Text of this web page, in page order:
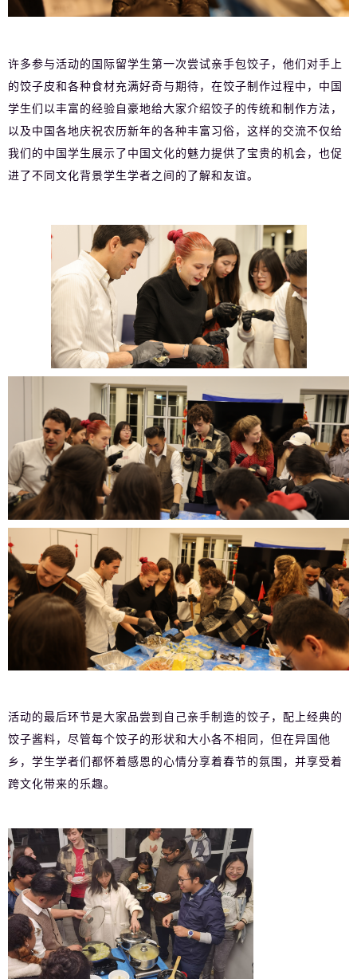
许多参与活动的国际留学生第一次尝试亲手包饺子，他们对手上
的饺子皮和各种食材充满好奇与期待，在饺子制作过程中，中国
学生们以丰富的经验自豪地给大家介绍饺子的传统和制作方法，
以及中国各地庆祝农历新年的各种丰富习俗，这样的交流不仅给
我们的中国学生展示了中国文化的魅力提供了宝贵的机会，也促
进了不同文化背景学生学者之间的了解和友谊。
活动的最后环节是大家品尝到自己亲手制造的饺子，配上经典的
饺子酱料，尽管每个饺子的形状和大小各不相同，但在异国他
乡，学生学者们都怀着感恩的心情分享着春节的氛围，并享受着
跨文化带来的乐趣。